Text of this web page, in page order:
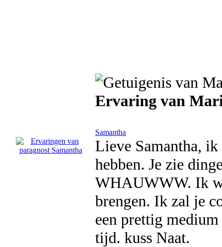
Ervaring van
Samantha
Lieve Samantha,
hebben. Je zie
WHAUWWW. Ik
brengen. Ik zal je
een prettig
tijd. kuss Naat.